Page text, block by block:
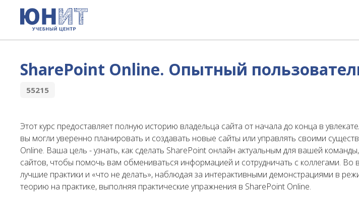
SharePoint Online. Опытный
55215
Этот курс предоставляет полную историю владельца сайта от начала до конца в
вы могли уверенно планировать и создавать новые сайты или управлять своими
Online. Ваша цель - узнать, как сделать SharePoint онлайн актуальным для вашей
сайтов, чтобы помочь вам обмениваться информацией и сотрудничать с коллегами. Во
лучшие практики и «что не делать», наблюдая за интерактивными демонстрациями в
теорию на практике, выполняя практические упражнения в SharePoint Online.